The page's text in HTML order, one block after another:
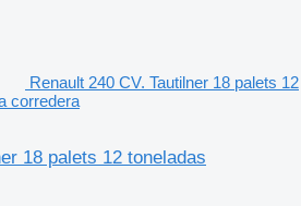
Renault 240 CV. Tautilner 18 palets 12
corredera
18 palets 12 toneladas